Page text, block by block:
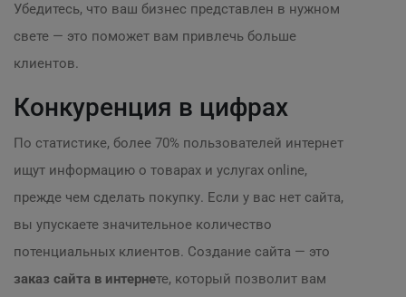
Убедитесь, что ваш бизнес представлен в нужном
свете — это поможет вам привлечь больше
клиентов.
Конкуренция в цифрах
По статистике, более 70% пользователей интернет
ищут информацию о товарах и услугах online,
прежде чем сделать покупку. Если у вас нет сайта,
вы упускаете значительное количество
потенциальных клиентов. Создание сайта — это
заказ сайта в интернете, который позволит вам